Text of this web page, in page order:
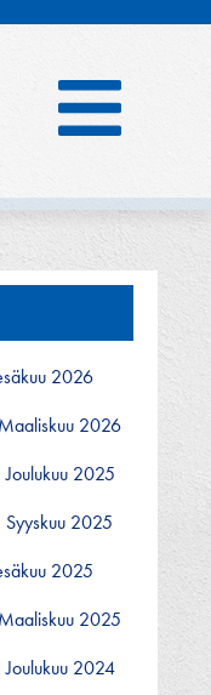
2026
Maaliskuu 2026
Joulukuu 2025
Syyskuu 2025
2025
Maaliskuu 2025
Joulukuu 2024